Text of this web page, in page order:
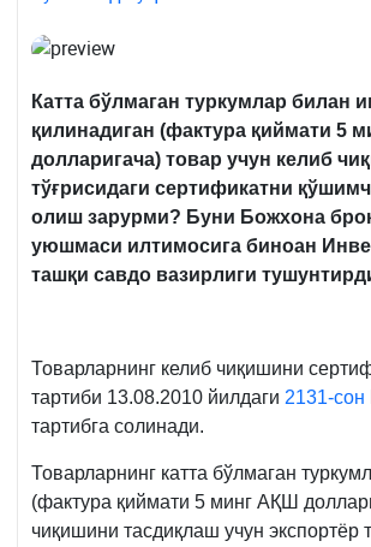
Катта бўлмаган туркумлар билан
қилинадиган (фактура қиймати 5
долларигача) товар учун келиб
тўғрисидаги сертификатни
олиш зарурми? Буни Божхона
уюшмаси илтимосига биноан
ташқи савдо вазирлиги
Товарларнинг келиб чиқишини
тартиби 13.08.2010 йилдаги 2131-сон
тартибга солинади.
Товарларнинг катта бўлмаган
(фактура қиймати 5 минг АҚШ
чиқишини тасдиқлаш учун экспортёр